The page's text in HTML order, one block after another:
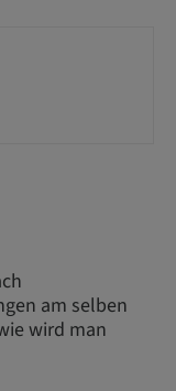
am selben
wird man